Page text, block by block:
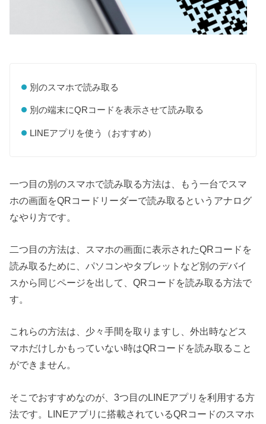
別のスマホで読み取る
別の端末にQRコードを表示させて読み取る
LINEアプリを使う（おすすめ）
一つ目の別のスマホで読み取る方法は、もう一台でスマ
ホの画面をQRコードリーダーで読み取るというアナログ
なやり方です。
二つ目の方法は、スマホの画面に表示されたQRコードを
読み取るために、パソコンやタブレットなど別のデバイ
スから同じページを出して、QRコードを読み取る方法で
す。
これらの方法は、少々手間を取りますし、外出時などス
マホだけしかもっていない時はQRコードを読み取ること
ができません。
そこでおすすめなのが、3つ目のLINEアプリを利用する方
法です。LINEアプリに搭載されているQRコードのスマホ